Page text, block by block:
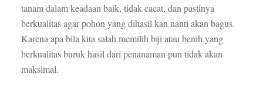
tanam dalam keadaan baik, tidak cacat, dan pastinya
berkualitas agar pohon yang dihasil kan nanti akan bagus.
Karena apa bila kita salah memilih biji atau benih yang
berkualitas buruk hasil dari penanaman pun tidak akan
maksimal.